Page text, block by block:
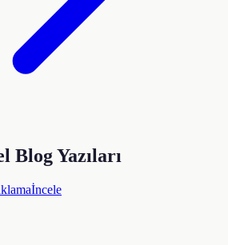
Blog Yazıları
İncele